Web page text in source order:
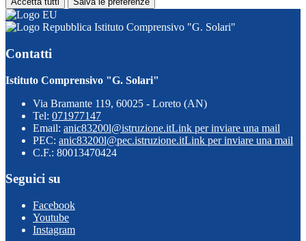
Istituto Comprensivo "G. Solari"
Contatti
Istituto Comprensivo "G. Solari"
Via Bramante 119, 60025 - Loreto (AN)
Tel: 071977147
Email: anic83200l@istruzione.itLink per inviare una mail
PEC: anic83200l@pec.istruzione.itLink per inviare una mail
C.F.: 80013470424
Seguici su
Facebook
Youtube
Instagram